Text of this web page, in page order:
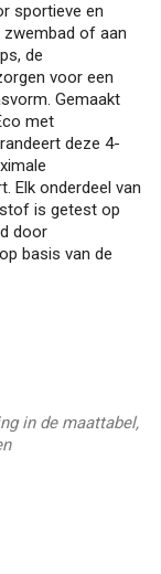
sportieve en
of aan
de
voor een
Gemaakt
met
deze 4-
Elk onderdeel van
stof is getest op
door
basis van de
in de maattabel,